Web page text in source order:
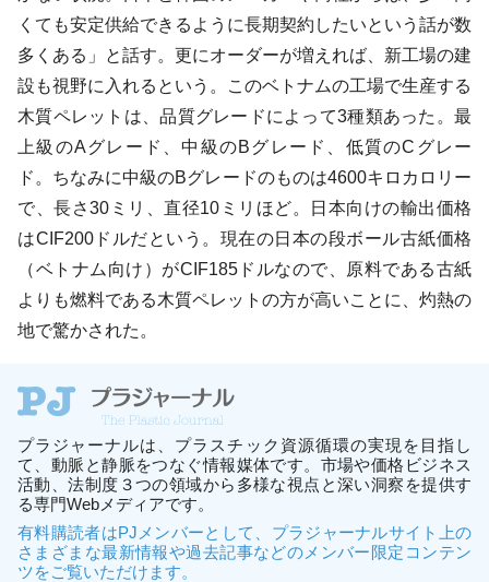
くても安定供給できるように長期契約したいという話が数
多くある」と話す。更にオーダーが増えれば、新工場の建
設も視野に入れるという。このベトナムの工場で生産する
木質ペレットは、品質グレードによって3種類あった。最
上級のAグレード、中級のBグレード、低質のCグレー
ド。ちなみに中級のBグレードのものは4600キロカロリー
で、長さ30ミリ、直径10ミリほど。日本向けの輸出価格
はCIF200ドルだという。現在の日本の段ボール古紙価格
（ベトナム向け）がCIF185ドルなので、原料である古紙
よりも燃料である木質ペレットの方が高いことに、灼熱の
地で驚かされた。
プラジャーナルは、プラスチック資源循環の実現を目指し
て、動脈と静脈をつなぐ情報媒体です。市場や価格ビジネス
活動、法制度３つの領域から多様な視点と深い洞察を提供す
る専門Webメディアです。
有料購読者はPJメンバーとして、プラジャーナルサイト上の
さまざまな最新情報や過去記事などのメンバー限定コンテン
ツをご覧いただけます。